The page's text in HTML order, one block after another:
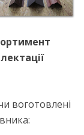
воготовлені